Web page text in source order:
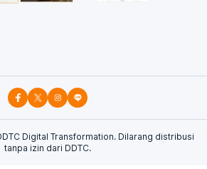
Digital Transformation. Dilarang distribusi
tanpa izin dari DDTC.